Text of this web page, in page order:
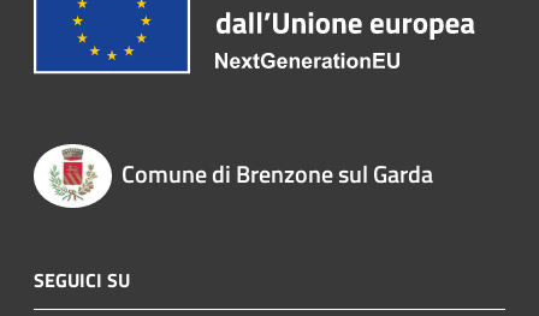
Comune di Brenzone sul Garda
SEGUICI SU